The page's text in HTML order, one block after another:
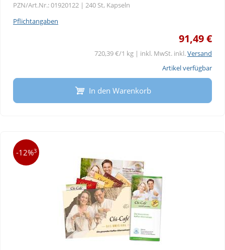
PZN/Art.Nr.: 01920122 | 240 St, Kapseln
Pflichtangaben
91,49 €
720,39 €/1 kg | inkl. MwSt. inkl.Versand
Artikel verfügbar
In den Warenkorb
-12%3